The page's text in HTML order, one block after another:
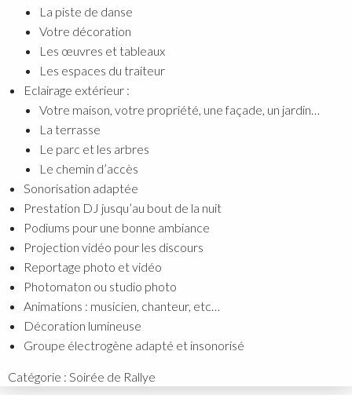
La piste de danse
Votre décoration
Les œuvres et tableaux
Les espaces du traiteur
Eclairage extérieur :
Votre maison, votre propriété, une façade, un jardin…
La terrasse
Le parc et les arbres
Le chemin d’accès
Sonorisation adaptée
Prestation DJ jusqu’au bout de la nuit
Podiums pour une bonne ambiance
Projection vidéo pour les discours
Reportage photo et vidéo
Photomaton ou studio photo
Animations : musicien, chanteur, etc…
Décoration lumineuse
Groupe électrogène adapté et insonorisé
Catégorie : Soirée de Rallye